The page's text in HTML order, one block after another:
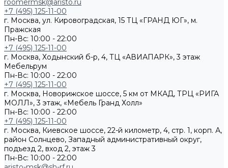
roomermsk@aristo.ru
+7 (495) 125-11-00
г. Москва, ул. Кировоградская, 15 ТЦ «ГРАНД ЮГ», м.
Пражская
Пн-Вс: 10:00 - 22:00
+7 (495) 125-11-00
г. Москва, Ходынский б-р, 4, ТЦ «АВИАПАРК», 3 этаж
Мебельрум
Пн-Вс: 10:00 - 22:00
+7 (495) 125-11-00
г. Москва, Новорижское шоссе, 5 км от МКАД, ТРЦ «РИГА
МОЛЛ», 3 этаж, «Мебель Гранд Холл»
Пн-Вс: 10:00 - 22:00
+7 (495) 125-11-00
г. Москва, Киевское шоссе, 22-й километр, 4, стр. 1, корп. А,
район Солнцево, Западный административный округ,
подъезд 2, вход 2, этаж 3
Пн-Вс: 10:00 - 22:00